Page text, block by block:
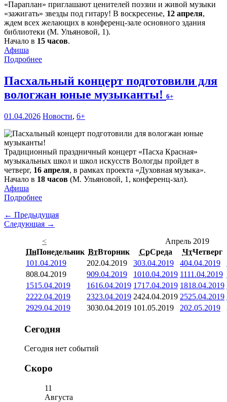
«Параплан» приглашают ценителей поэзии и живой музыки
«зажигать» звезды под гитару! В воскресенье, 12 апреля,
ждем всех желающих в конференц-зале основного здания
библиотеки (М. Ульяновой, 1).
Начало в 15 часов.
Афиша
Подробнее
Пасхальный концерт подготовили для
вологжан юные музыканты! 6+
01.04.2026 Новости, 6+
Традиционный праздничный концерт «Пасха Красная»
музыкальных школ и школ искусств Вологды пройдет в
четверг, 16 апреля, в рамках проекта «Духовная музыка».
Начало в 18 часов (М. Ульяновой, 1, конференц-зал).
Афиша
Подробнее
← Предыдущая
Следующая →
<
Апрель 2019
ПнПонедельник ВтВторник СрСреда ЧтЧетверг
101.04.2019 202.04.2019 303.04.2019 404.04.2019
808.04.2019 909.04.2019 1010.04.2019 1111.04.2019
1515.04.2019 1616.04.2019 1717.04.2019 1818.04.2019
2222.04.2019 2323.04.2019 2424.04.2019 2525.04.2019
2929.04.2019 3030.04.2019 101.05.2019 202.05.2019
Сегодня
Сегодня нет событий
Скоро
11
Августа